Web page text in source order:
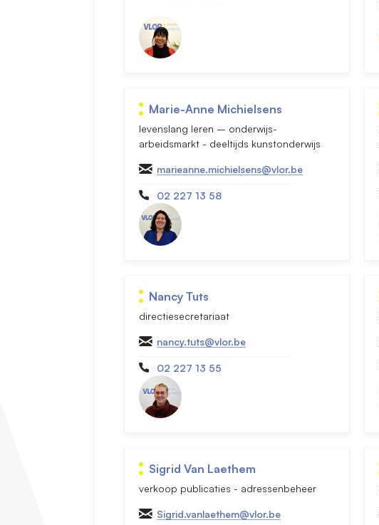
Marie-Anne Michielsens
levenslang leren – onderwijs-
arbeidsmarkt - deeltijds kunstonderwijs
marieanne.michielsens@vlor.be
02 227 13 58
Nancy Tuts
directiesecretariaat
nancy.tuts@vlor.be
02 227 13 55
Sigrid Van Laethem
verkoop publicaties - adressenbeheer
Sigrid.vanlaethem@vlor.be